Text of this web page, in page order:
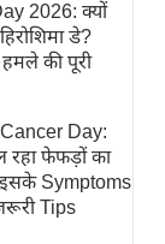
2026: क्यों
डे?
की पूरी
Day:
रहा फेफड़ों का
Symptoms
Tips